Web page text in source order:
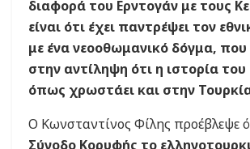
διαφορά του Ερντογάν με τους
είναι ότι έχει παντρέψει τον
με ένα νεοοθωμανικό δόγμα, που
στην αντίληψη ότι η ιστορία
όπως χρωστάει και στην
Ο Κωνσταντίνος Φίλης προέβλεψε
Σύνοδο Κορυφής το